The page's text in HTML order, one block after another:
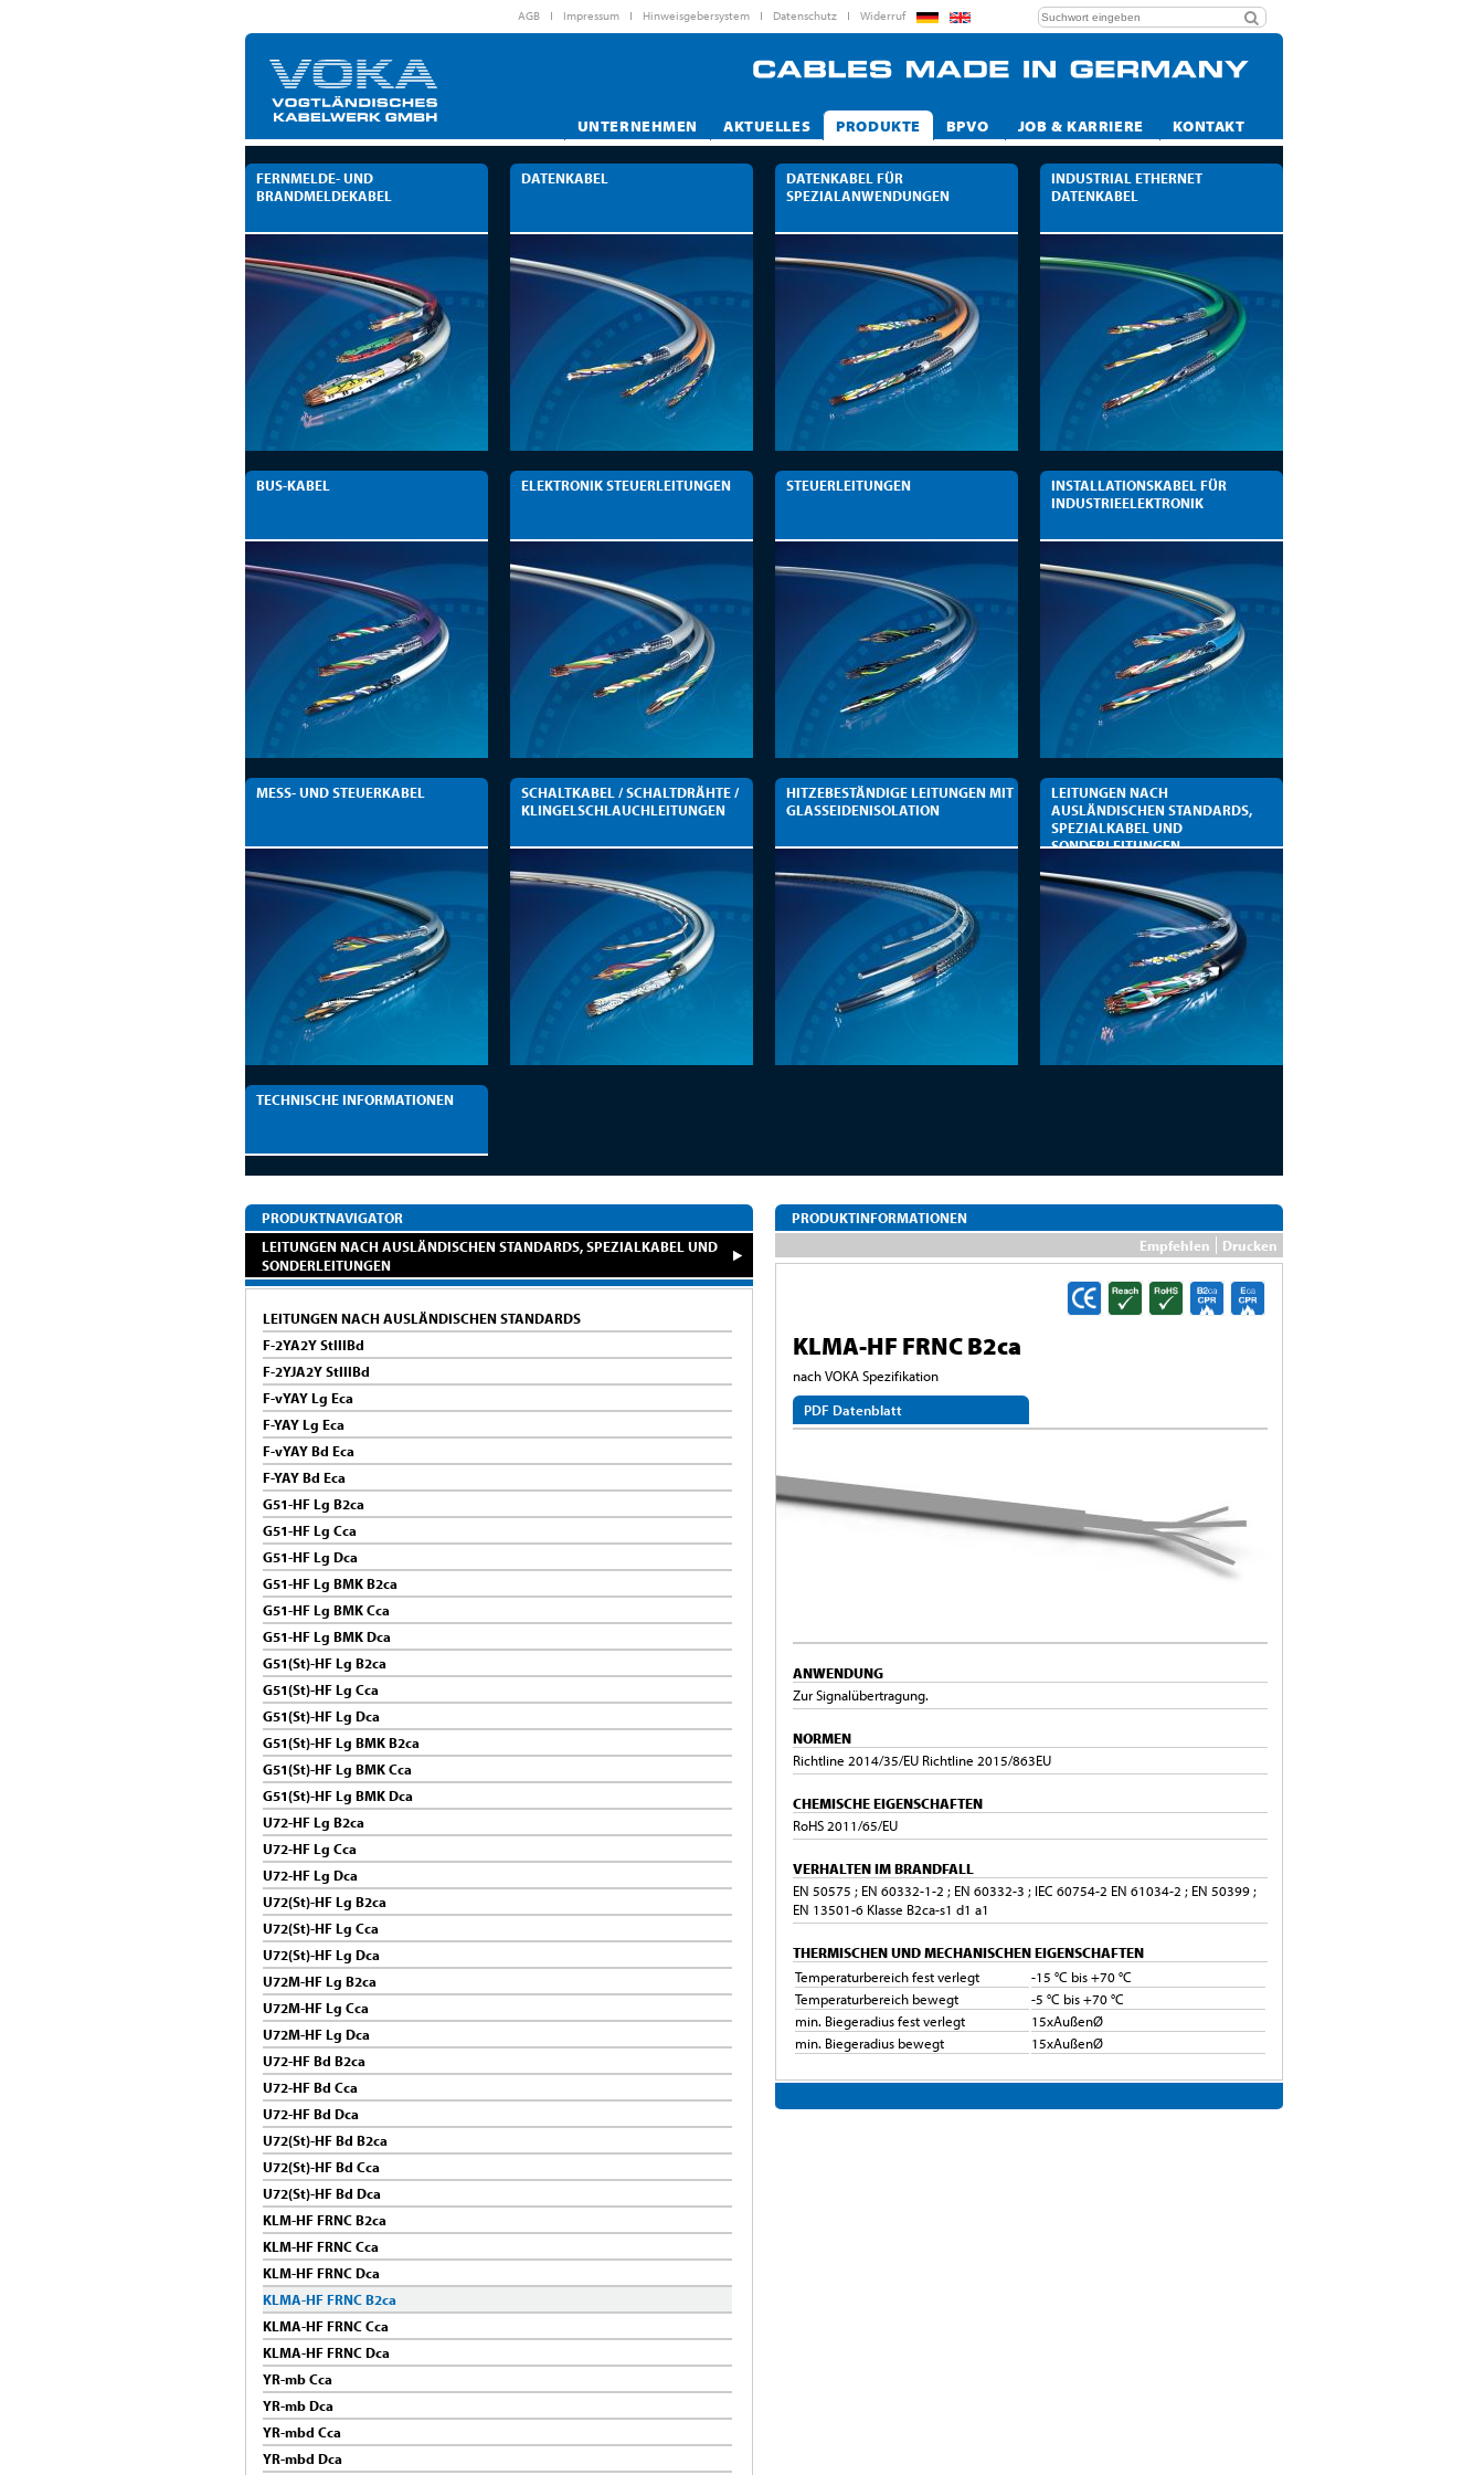
AGB Impressum Hinweisgebersystem Datenschutz Widerruf
UNTERNEHMEN AKTUELLES PRODUKTE BPVO JOB & KARRIERE KONTAKT
FERNMELDE- UND
BRANDMELDEKABEL
DATENKABEL
DATENKABEL FÜR
SPEZIALANWENDUNGEN
INDUSTRIAL ETHERNET
DATENKABEL
BUS-KABEL ELEKTRONIK STEUERLEITUNGEN STEUERLEITUNGEN
INSTALLATIONSKABEL FÜR
INDUSTRIEELEKTRONIK
MESS- UND STEUERKABEL
SCHALTKABEL / SCHALTDRÄHTE /
KLINGELSCHLAUCHLEITUNGEN
HITZEBESTÄNDIGE LEITUNGEN MIT
GLASSEIDENISOLATION
LEITUNGEN NACH
AUSLÄNDISCHEN STANDARDS,
SPEZIALKABEL UND
SONDERLEITUNGEN
TECHNISCHE INFORMATIONEN
PRODUKTNAVIGATOR
LEITUNGEN NACH AUSLÄNDISCHEN STANDARDS, SPEZIALKABEL UND
SONDERLEITUNGEN
LEITUNGEN NACH AUSLÄNDISCHEN STANDARDS
F-2YA2Y StIIIBd
F-2YJA2Y StIIIBd
F-vYAY Lg Eca
F-YAY Lg Eca
F-vYAY Bd Eca
F-YAY Bd Eca
G51-HF Lg B2ca
G51-HF Lg Cca
G51-HF Lg Dca
G51-HF Lg BMK B2ca
G51-HF Lg BMK Cca
G51-HF Lg BMK Dca
G51(St)-HF Lg B2ca
G51(St)-HF Lg Cca
G51(St)-HF Lg Dca
G51(St)-HF Lg BMK B2ca
G51(St)-HF Lg BMK Cca
G51(St)-HF Lg BMK Dca
U72-HF Lg B2ca
U72-HF Lg Cca
U72-HF Lg Dca
U72(St)-HF Lg B2ca
U72(St)-HF Lg Cca
U72(St)-HF Lg Dca
U72M-HF Lg B2ca
U72M-HF Lg Cca
U72M-HF Lg Dca
U72-HF Bd B2ca
U72-HF Bd Cca
U72-HF Bd Dca
U72(St)-HF Bd B2ca
U72(St)-HF Bd Cca
U72(St)-HF Bd Dca
KLM-HF FRNC B2ca
KLM-HF FRNC Cca
KLM-HF FRNC Dca
KLMA-HF FRNC B2ca
KLMA-HF FRNC Cca
KLMA-HF FRNC Dca
YR-mb Cca
YR-mb Dca
YR-mbd Cca
YR-mbd Dca
PRODUKTINFORMATIONEN
Empfehlen
Drucken
KLMA-HF FRNC B2ca
nach VOKA Spezifikation
PDF Datenblatt
ANWENDUNG
Zur Signalübertragung.
NORMEN
Richtline 2014/35/EU Richtline 2015/863EU
CHEMISCHE EIGENSCHAFTEN
RoHS 2011/65/EU
VERHALTEN IM BRANDFALL
EN 50575 ; EN 60332-1-2 ; EN 60332-3 ; IEC 60754-2 EN 61034-2 ; EN 50399 ;
EN 13501-6 Klasse B2ca-s1 d1 a1
THERMISCHEN UND MECHANISCHEN EIGENSCHAFTEN
Temperaturbereich fest verlegt
-15 °C bis +70 °C
Temperaturbereich bewegt
-5 °C bis +70 °C
min. Biegeradius fest verlegt
15xAußenØ
min. Biegeradius bewegt
15xAußenØ